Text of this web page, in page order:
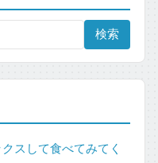
検索
スして食べてみてく